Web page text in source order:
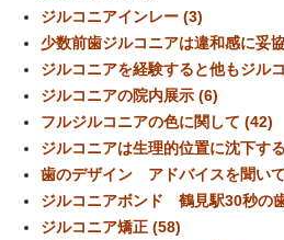
ジルコニアインレー (3)
少数前歯ジルコニアは違和感に妥
ジルコニアを経験すると他もジル
ジルコニアの院内展示 (6)
フルジルコニアの色に関して (42)
ジルコニアは生理的位置に沈下す
歯のデザイン アドバイスを聞い
ジルコニアボンド 鶴見駅30秒の
ジルコニア矯正 (58)